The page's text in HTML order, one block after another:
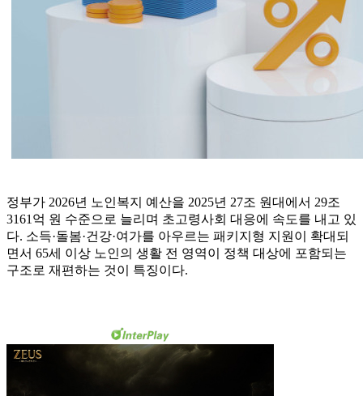
정부가 2026년 노인복지 예산을 2025년 27조 원대에서 29조
3161억 원 수준으로 늘리며 초고령사회 대응에 속도를 내고 있
다. 소득·돌봄·건강·여가를 아우르는 패키지형 지원이 확대되
면서 65세 이상 노인의 생활 전 영역이 정책 대상에 포함되는
구조로 재편하는 것이 특징이다.​